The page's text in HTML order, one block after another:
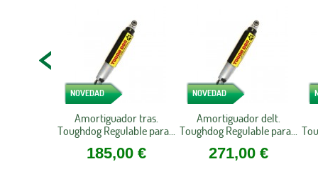
NOVEDAD
Amortiguador tras.
Toughdog Regulable para...
185,00 €
NOVEDAD
Amortiguador delt.
Toughdog Regulable para...
271,00 €